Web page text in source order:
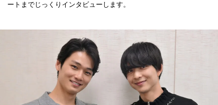
ートまでじっくりインタビューします。